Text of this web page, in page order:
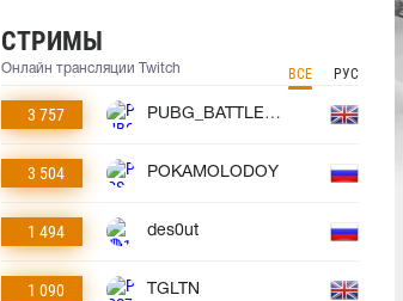
СТРИМЫ
Онлайн трансляции Twitch ВСЕ РУС
3 757 PUBG_BATTLEGROUNDS
3 504 POKAMOLODOY
1 494 des0ut
1 090 TGLTN